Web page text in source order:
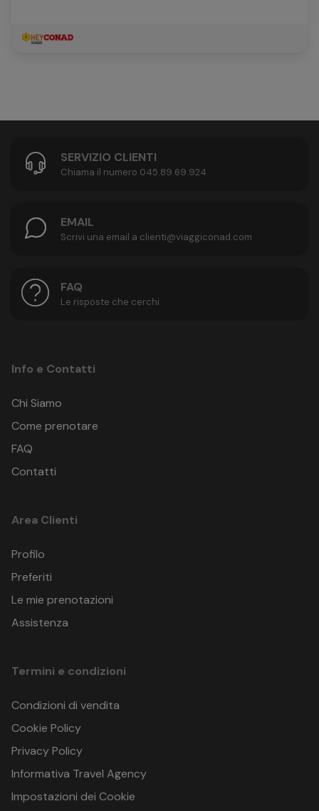
SERVIZIO CLIENTI
Chiama il numero 045.89.69.924
EMAIL
Scrivi una email a clienti@viaggiconad.com
FAQ
Le risposte che cerchi
Info e Contatti
Chi Siamo
Come prenotare
FAQ
Contatti
Area Clienti
Profilo
Preferiti
Le mie prenotazioni
Assistenza
Termini e condizioni
Condizioni di vendita
Cookie Policy
Privacy Policy
Informativa Travel Agency
Impostazioni dei Cookie